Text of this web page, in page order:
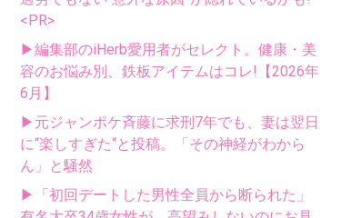
<PR>
▶編集部のiHerb愛用者がセレクト。健康・美
容のお悩み別、鉄板アイテムはコレ!【2026年
6月】
▶元ジャンポケ斉藤に求刑7年でも、妻は翌日
に“楽しすぎた“と投稿。「その神経がわから
ん」と騒然
▶「初回デートした男性全員から断られた」